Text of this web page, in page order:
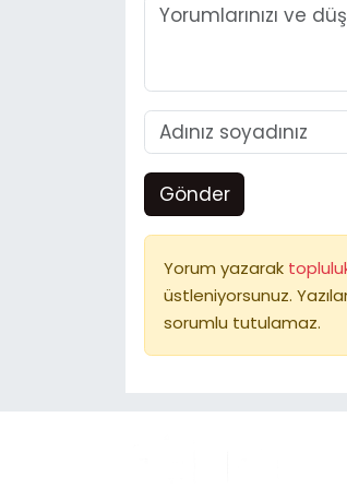
Gönder
Yorum yazarak
üstleniyorsunuz.
sorumlu tutulamaz.